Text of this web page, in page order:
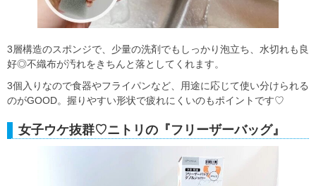
3層構造のスポンジで、少量の洗剤でもしっかり泡立ち、水切れも良
好◎不織布が汚れをきちんと落としてくれます。
3個入りなので食器やフライパンなど、用途に応じて使い分けられる
のがGOOD。握りやすい形状で疲れにくいのもポイントです♡
女子ウケ抜群♡ニトリの『フリーザーバッグ』